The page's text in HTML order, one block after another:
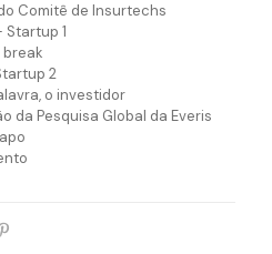
Comitê de Insurtechs
1
2
o investidor
da Pesquisa Global da Everis